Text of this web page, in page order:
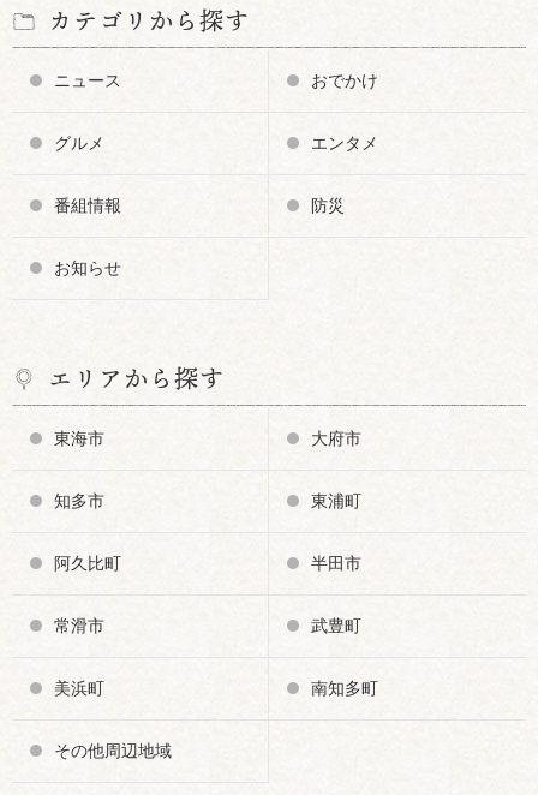
カテゴリから探す
ニュース おでかけ
グルメ エンタメ
番組情報 防災
お知らせ
エリアから探す
東海市 大府市
知多市 東浦町
阿久比町 半田市
常滑市 武豊町
美浜町 南知多町
その他周辺地域